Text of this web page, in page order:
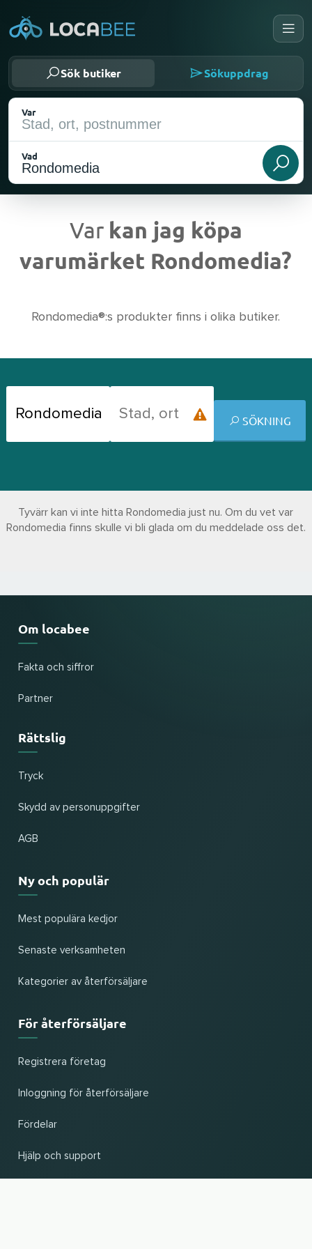
Sök butiker Sökuppdrag
Var
Vad
Nuvarande plats
Var kan jag köpa
varumärket Rondomedia?
Rondomedia®:s produkter finns i olika butiker.
SÖKNING
Tyvärr kan vi inte hitta Rondomedia just nu. Om du vet var
Rondomedia finns skulle vi bli glada om du meddelade oss det.
Om locabee
Fakta och siffror
Partner
Rättslig
Tryck
Skydd av personuppgifter
AGB
Ny och populär
Mest populära kedjor
Senaste verksamheten
Kategorier av återförsäljare
För återförsäljare
Registrera företag
Inloggning för återförsäljare
Fördelar
Hjälp och support